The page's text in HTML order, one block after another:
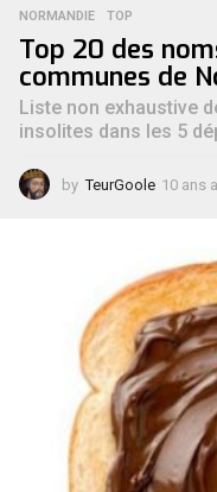
NORMANDIE ,TOP
Top 20 des
communes de
Liste non exhaustive
insolites dans les 5
by TeurGoole 10 ans